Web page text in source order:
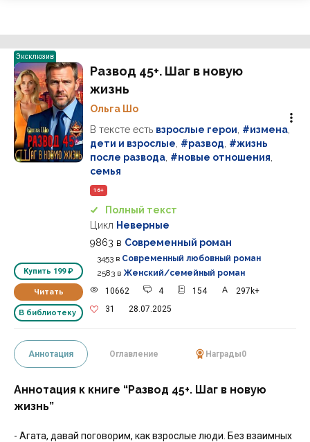
Эксклюзив
Купить 199 ₽
Читать
В библиотеку
Развод 45+. Шаг в новую
жизнь
Ольга Шо
В тексте есть взрослые герои #измена
дети и взрослые #развод #жизнь
после развода #новые отношения
семья
16+
Полный текст
Цикл Неверные
9863 в Современный роман
3453 в Современный любовный роман
2583 в Женский/семейный роман
10662
4 154
297k+
31
28.07.2025
Аннотация Оглавление Награды0
Аннотация к книге “Развод 45+. Шаг в новую
жизнь”
- Агата, давай поговорим, как взрослые люди. Без взаимных